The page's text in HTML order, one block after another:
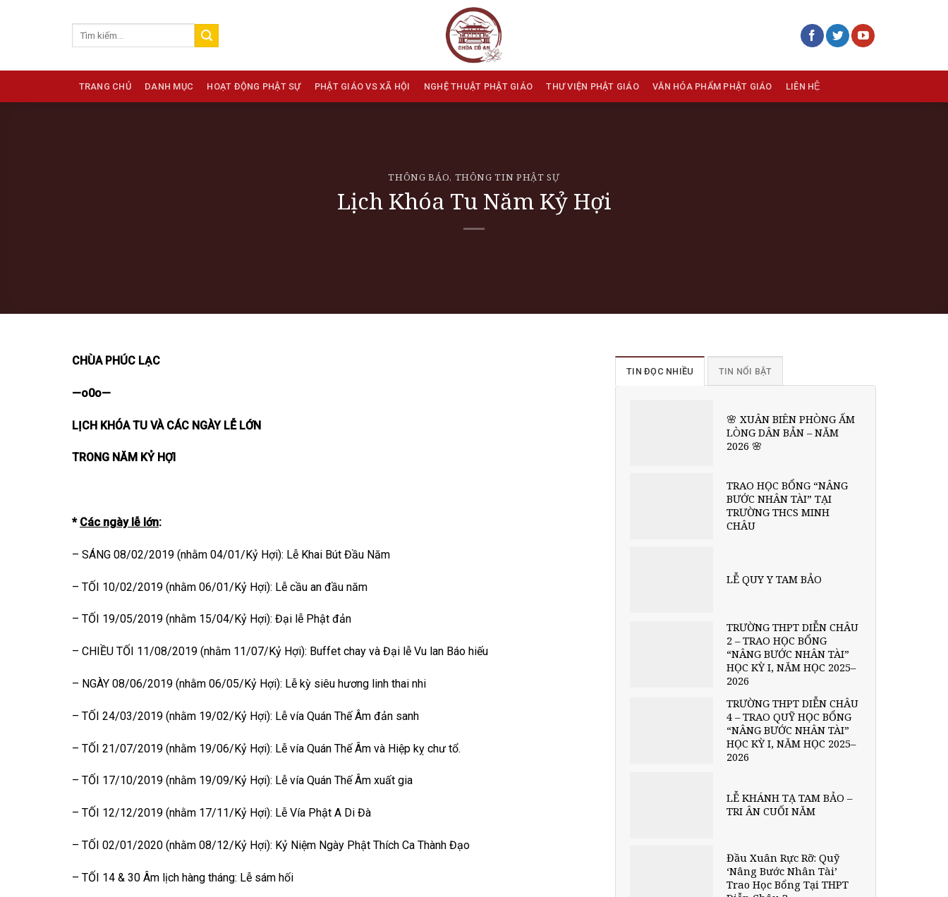
TRANG CHỦ DANH MỤC HOẠT ĐỘNG PHẬT SỰ PHẬT GIÁO VS XÃ HỘI NGHỆ THUẬT PHẬT GIÁO THƯ VIỆN PHẬT GIÁO VĂN HÓA PHẨM PHẬT GIÁO LIÊN HỆ
THÔNG BÁO, THÔNG TIN PHẬT SỰ
Lịch Khóa Tu Năm Kỷ Hợi
CHÙA PHÚC LẠC
—o0o—
LỊCH KHÓA TU VÀ CÁC NGÀY LỄ LỚN
TRONG NĂM KỶ HỢI
* Các ngày lễ lớn:
– SÁNG 08/02/2019 (nhằm 04/01/Kỷ Hợi): Lễ Khai Bút Đầu Năm
– TỐI 10/02/2019 (nhằm 06/01/Kỷ Hợi): Lễ cầu an đầu năm
– TỐI 19/05/2019 (nhằm 15/04/Kỷ Hợi): Đại lễ Phật đản
– CHIỀU TỐI 11/08/2019 (nhằm 11/07/Kỷ Hợi): Buffet chay và Đại lễ Vu lan Báo hiếu
– NGÀY 08/06/2019 (nhằm 06/05/Kỷ Hợi): Lễ kỳ siêu hương linh thai nhi
– TỐI 24/03/2019 (nhằm 19/02/Kỷ Hợi): Lễ vía Quán Thế Âm đản sanh
– TỐI 21/07/2019 (nhằm 19/06/Kỷ Hợi): Lễ vía Quán Thế Âm và Hiệp kỵ chư tổ.
– TỐI 17/10/2019 (nhằm 19/09/Kỷ Hợi): Lễ vía Quán Thế Âm xuất gia
– TỐI 12/12/2019 (nhằm 17/11/Kỷ Hợi): Lễ Vía Phật A Di Đà
– TỐI 02/01/2020 (nhằm 08/12/Kỷ Hợi): Kỷ Niệm Ngày Phật Thích Ca Thành Đạo
– TỐI 14 & 30 Âm lịch hàng tháng: Lễ sám hối
TIN ĐỌC NHIỀU TIN NỔI BẬT
🌸 XUÂN BIÊN PHÒNG ẤM
LÒNG DÂN BẢN – NĂM
2026 🌸
TRAO HỌC BỔNG “NÂNG
BƯỚC NHÂN TÀI” TẠI
TRƯỜNG THCS MINH
CHÂU
LỄ QUY Y TAM BẢO
TRƯỜNG THPT DIỄN CHÂU
2 – TRAO HỌC BỔNG
“NÂNG BƯỚC NHÂN TÀI”
HỌC KỲ I, NĂM HỌC 2025–
2026
TRƯỜNG THPT DIỄN CHÂU
4 – TRAO QUỸ HỌC BỔNG
“NÂNG BƯỚC NHÂN TÀI”
HỌC KỲ I, NĂM HỌC 2025–
2026
LỄ KHÁNH TẠ TAM BẢO –
TRI ÂN CUỐI NĂM
Đầu Xuân Rực Rỡ: Quỹ
‘Nâng Bước Nhân Tài’
Trao Học Bổng Tại THPT